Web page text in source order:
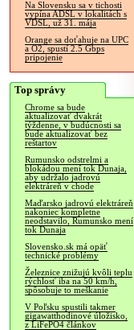
Na Slovensku sa v tichosti
vypína ADSL v lokalitách s
VDSL, už 31. mája
Orange sa doťahuje na UPC
a O2, spustí 2.5 Gbps
pripojenie
Top správy
Chrome sa bude
aktualizovať dvakrát
týždenne, v budúcnosti sa
bude aktualizovať bez
reštartov
Rumunsko odstrelmi a
blokádou mení tok Dunaja,
aby udržalo jadrovú
elektráreň v chode
Maďarsko jadrovú elektráreň
nakoniec kompletne
neodstavilo, Rumunsko mení
tok Dunaja
Slovensko.sk má opäť
technické problémy
Železnice znižujú kvôli teplu
rýchlosť iba na 50 km/h,
spôsobuje to meškanie
V Poľsku spustili takmer
gigawatthodinové úložisko,
z LiFePO4 článkov